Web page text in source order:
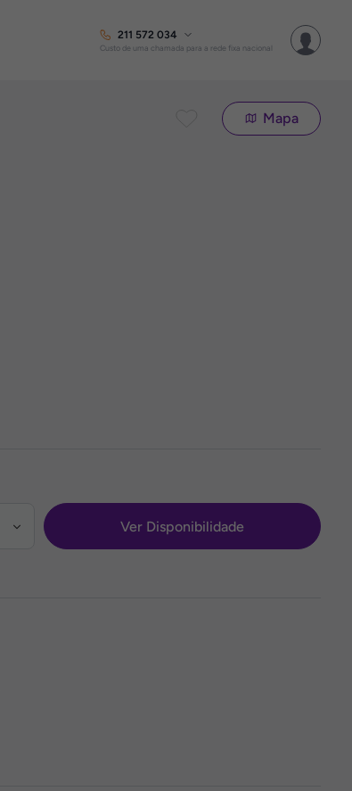
211 572 034
Custo de uma chamada para a rede fixa nacional
Mapa
Ver Disponibilidade